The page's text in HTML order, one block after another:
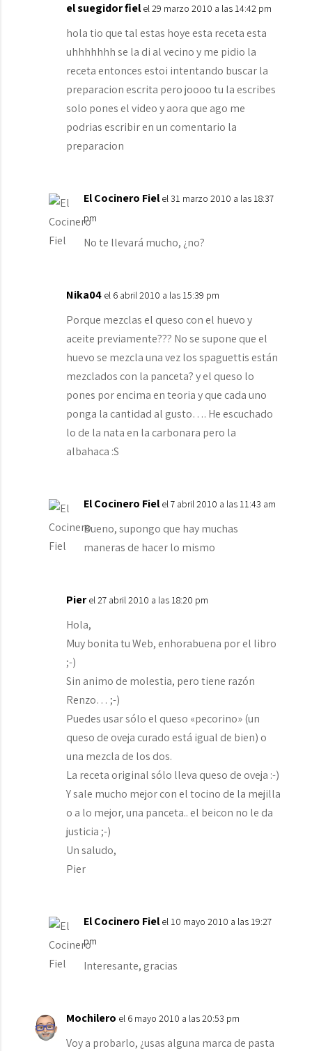
el suegidor fiel el 29 marzo 2010 a las 14:42 pm
hola tio que tal estas hoye esta receta esta
uhhhhhhh se la di al vecino y me pidio la
receta entonces estoi intentando buscar la
preparacion escrita pero joooo tu la escribes
solo pones el video y aora que ago me
podrias escribir en un comentario la
preparacion
El Cocinero Fiel el 31 marzo 2010 a las 18:37
pm
No te llevará mucho, ¿no?
Nika04 el 6 abril 2010 a las 15:39 pm
Porque mezclas el queso con el huevo y
aceite previamente??? No se supone que el
huevo se mezcla una vez los spaguettis están
mezclados con la panceta? y el queso lo
pones por encima en teoria y que cada uno
ponga la cantidad al gusto…. He escuchado
lo de la nata en la carbonara pero la
albahaca :S
El Cocinero Fiel el 7 abril 2010 a las 11:43 am
Bueno, supongo que hay muchas
maneras de hacer lo mismo
Pier el 27 abril 2010 a las 18:20 pm
Hola,
Muy bonita tu Web, enhorabuena por el libro
;-)
Sin animo de molestia, pero tiene razón
Renzo… ;-)
Puedes usar sólo el queso «pecorino» (un
queso de oveja curado está igual de bien) o
una mezcla de los dos.
La receta original sólo lleva queso de oveja :-)
Y sale mucho mejor con el tocino de la mejilla
o a lo mejor, una panceta.. el beicon no le da
justicia ;-)
Un saludo,
Pier
El Cocinero Fiel el 10 mayo 2010 a las 19:27
pm
Interesante, gracias
Mochilero el 6 mayo 2010 a las 20:53 pm
Voy a probarlo, ¿usas alguna marca de pasta